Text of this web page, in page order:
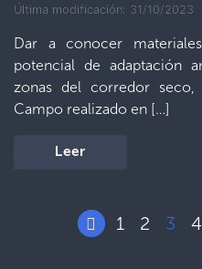
Última modificación: 31/10/2023
Dar a conocer
potencial de adaptación
zonas del corredor
Campo realizado en […]
Leer
1 2 3 4